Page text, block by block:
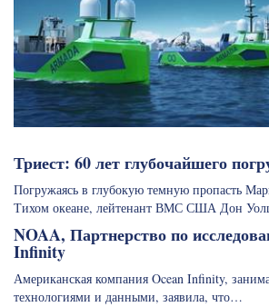
Триест: 60 лет глубочайшего
Погружаясь в глубокую темную пропасть
Тихом океане, лейтенант ВМС США Дон
NOAA, Партнерство по
Infinity
Американская компания Ocean Infinity,
технологиями и данными, заявила, что…